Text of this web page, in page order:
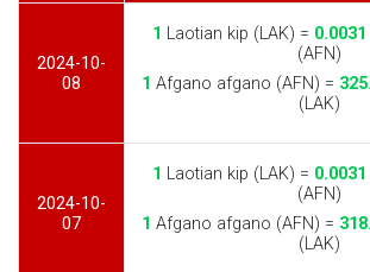
2024-10-
08
1 Laotian kip (LAK) = 0.0031
(AFN)
1 Afgano afgano (AFN) =
(LAK)
2024-10-
07
1 Laotian kip (LAK) = 0.0031
(AFN)
1 Afgano afgano (AFN) =
(LAK)